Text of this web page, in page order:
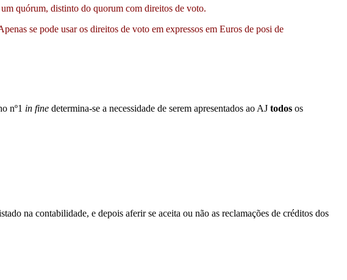
quórum, distinto do quorum com direitos de voto.
se pode usar os direitos de voto em expressos em Euros de posi de
nº1 in fine determina-se a necessidade de serem apresentados ao AJ todos os
na contabilidade, e depois aferir se aceita ou não as reclamações de créditos dos